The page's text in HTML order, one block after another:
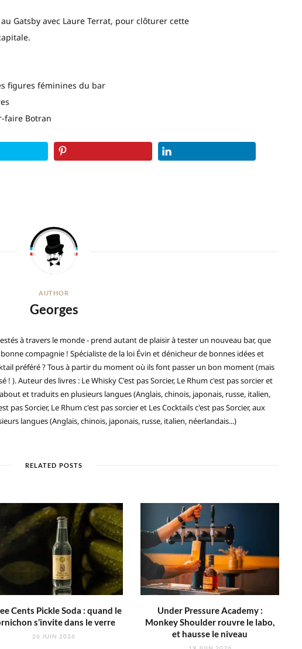
Gatsby avec Laure Terrat, pour clôturer cette
figures féminines du bar
faire Botran
AUTHOR
Georges
à travers le monde - prend autant de plaisir à tester un nouveau bar, que
compagnie ! Spécialiste de la loi Évin et dénicheur de bonnes idées et
préféré ? Tous à partir du moment où ils font passer un bon moment (mais
). Auteur des livres : Le Whisky C'est pas Sorcier, Le Rhum c'est pas sorcier et
et traduits en plusieurs langues (Anglais, chinois, japonais, russe, italien,
pas Sorcier, Le Rhum c'est pas sorcier et Les Cocktails c'est pas Sorcier, aux
langues (Anglais, chinois, japonais, russe, italien, néerlandais...)
RELATED POSTS
Cents Pickle Soda : quand le
s’invite dans le verre
26 JUIN 2026
Under Pressure Academy :
Monkey Shoulder rouvre le labo,
et hausse le niveau